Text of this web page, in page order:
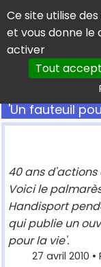
Panneau de
Ce site utilise
et vous donne le
activer
Tout
'Un fauteuil
40 ans
Voici le
Handisport
qui publie un
pour la vie'.
27 avril 2010 •